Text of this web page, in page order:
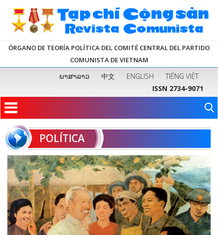
ÓRGANO DE TEORÍA POLÍTICA DEL COMITÉ CENTRAL DEL PARTIDO
COMUNISTA DE VIETNAM
ພາສາລາວ 中文 ENGLISH
TIẾNG VIỆT
ISSN 2734-9071
POLÍTICA